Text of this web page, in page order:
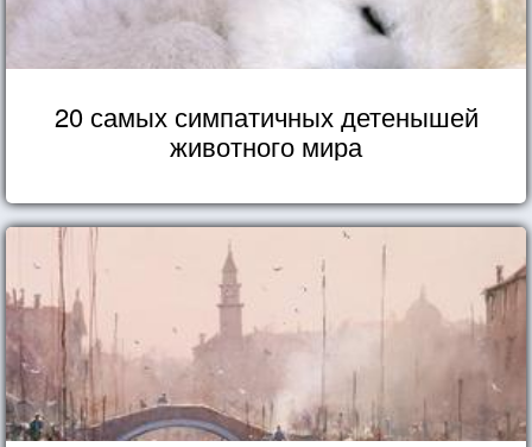
20 самых симпатичных детенышей
животного мира